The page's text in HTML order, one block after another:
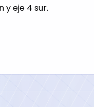
y eje 4 sur.